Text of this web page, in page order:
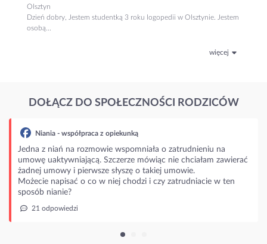
Olsztyn
Dzień dobry, Jestem studentką 3 roku logopedii w Olsztynie. Jestem
osobą...
więcej
DOŁĄCZ DO SPOŁECZNOŚCI RODZICÓW
na
zawierać
w ten